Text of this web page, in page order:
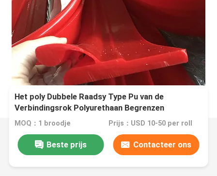
Het poly Dubbele Raadsy Type Pu van de
Verbindingsrok Polyurethaan Begrenzen
MOQ：1 broodje Prijs：USD 10-50 per roll
Beste prijs Contacteer ons